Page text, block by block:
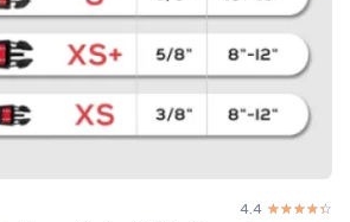
4.4 ☆☆☆☆☆
★★★★★